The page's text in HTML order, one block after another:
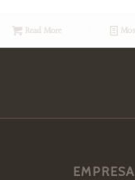
Read More
EMPRESA